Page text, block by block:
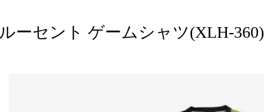
ルーセント ゲームシャツ(XLH-360)